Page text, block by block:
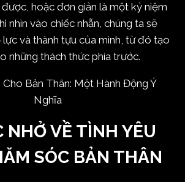
hoặc đơn giản là một kỷ niệm
nhìn vào chiếc nhẫn, chúng ta sẽ
lực và thành tựu của mình, từ đó tạo
những thách thức phía trước.
NHỞ VỀ TÌNH YÊU
SÓC BẢN THÂN